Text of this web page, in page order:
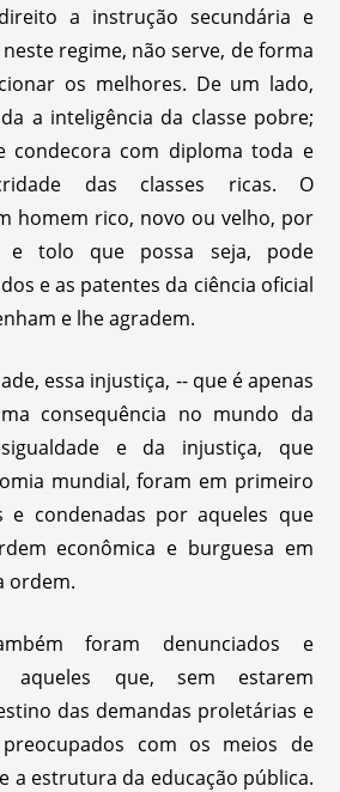
a instrução secundária e
regime, não serve, de forma
os melhores. De um lado,
a inteligência da classe pobre;
condecora com diploma toda e
das classes ricas. O
homem rico, novo ou velho, por
e tolo que possa seja, pode
e as patentes da ciência oficial
e lhe agradem.
essa injustiça, -- que é apenas
consequência no mundo da
e da injustiça, que
mundial, foram em primeiro
e condenadas por aqueles que
econômica e burguesa em
ordem.
foram denunciados e
aqueles que, sem estarem
das demandas proletárias e
com os meios de
a estrutura da educação pública.